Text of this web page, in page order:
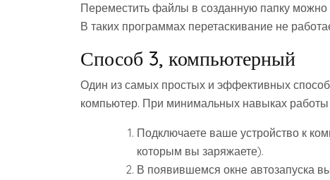
Переместить файлы в созданную папку можно
В таких программах перетаскивание не
Способ 3, компьютерный
Один из самых простых и эффективных
компьютер. При минимальных навыках работы
Подключаете ваше устройство к
которым вы заряжаете).
В появившемся окне автозапуска